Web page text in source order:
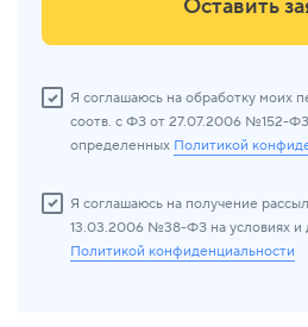
Оставить
Я соглашаюсь на обработку моих
соотв. с ФЗ от 27.07.2006 №152-
определенных Политикой
Я соглашаюсь на получение
13.03.2006 №38-ФЗ на условиях и
Политикой конфиденциальности